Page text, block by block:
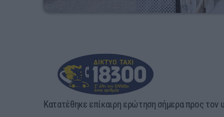
Κατατέθηκε επίκαιρη ερώτηση σήμερα προς τον